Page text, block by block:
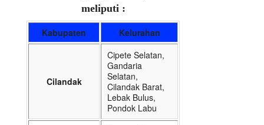
meliputi :
Kabupaten Kelurahan
Cilandak
Cipete Selatan,
Gandaria
Selatan,
Cilandak Barat,
Lebak Bulus,
Pondok Labu